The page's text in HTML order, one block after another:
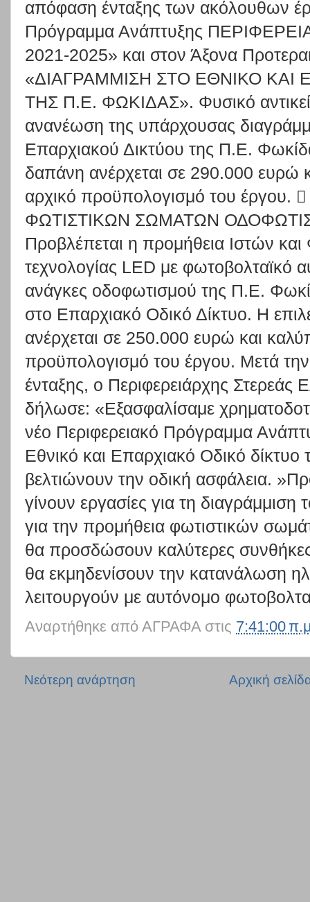
απόφαση ένταξης των ακόλουθων
Πρόγραμμα Ανάπτυξης
2021-2025» και στον Άξονα
«ΔΙΑΓΡΑΜΜΙΣΗ ΣΤΟ ΕΘΝΙΚΟ ΚΑΙ
ΤΗΣ Π.Ε. ΦΩΚΙΔΑΣ». Φυσικό
ανανέωση της υπάρχουσας
Επαρχιακού Δικτύου της Π.Ε.
δαπάνη ανέρχεται σε 290.000 ευρώ
αρχικό προϋπολογισμό του
ΦΩΤΙΣΤΙΚΩΝ ΣΩΜΑΤΩΝ
Προβλέπεται η προμήθεια Ιστών
τεχνολογίας LED με φωτοβολταϊκό
ανάγκες οδοφωτισμού της Π.Ε.
στο Επαρχιακό Οδικό Δίκτυο. Η
ανέρχεται σε 250.000 ευρώ και
προϋπολογισμό του έργου. Μετά
ένταξης, ο Περιφερειάρχης
δήλωσε: «Εξασφαλίσαμε
νέο Περιφερειακό Πρόγραμμα
Εθνικό και Επαρχιακό Οδικό
βελτιώνουν την οδική ασφάλεια.
γίνουν εργασίες για τη
για την προμήθεια φωτιστικών
θα προσδώσουν καλύτερες
θα εκμηδενίσουν την κατανάλωση
λειτουργούν με αυτόνομο
Αναρτήθηκε από ΑΓΡΑΦΑ στις 7:41:00
Νεότερη ανάρτηση Αρχική